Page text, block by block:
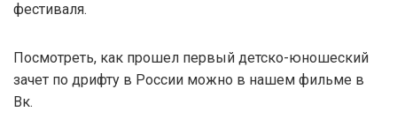
фестиваля.
Посмотреть, как прошел первый детско-юношеский
зачет по дрифту в России можно в нашем фильме в
Вк.